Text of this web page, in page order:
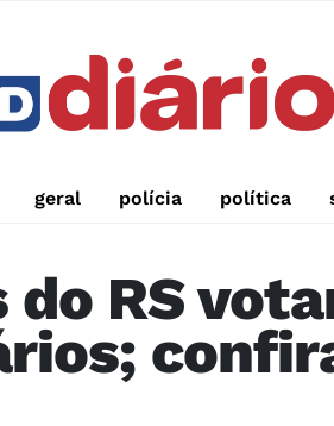
geral polícia política
RS